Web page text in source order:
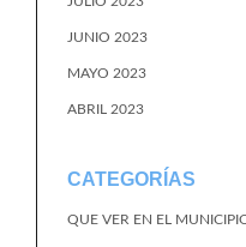
JUNIO 2023
MAYO 2023
ABRIL 2023
CATEGORÍAS
QUE VER EN EL